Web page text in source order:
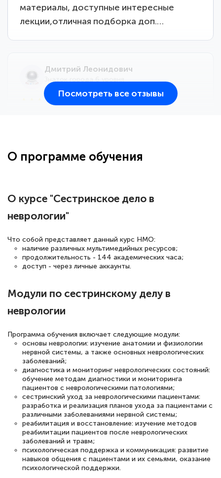
материалы, доступные интересные
лекции,отличная подборка доп.…
Дмитрий Леонидович
большое количество методических
Знаток города 5 уровня
18 марта 2026
повышения квалификации "Эксперт ЕГЭ по
русскому языку и литературе". Много
подготовиться к тестированию. Это
книги, методические рекомендации,
статьи. Времени на подготовку
достаточно. Курс помогает пройти
аттестацию в школе. Спасибо!
Евгения Коротких
Знаток города 2 уровня
12 марта 2026
Посмотреть все отзывы
О программе обучения
О курсе "Сестринское дело в
неврологии"
Что собой представляет данный курс НМО:
наличие различных мультимедийных ресурсов;
продолжительность - 144 академических часа;
доступ - через личные аккаунты.
Модули по сестринскому делу в
неврологии
Программа обучения включает следующие модули:
основы неврологии: изучение анатомии и физиологии
нервной системы, а также основных неврологических
заболеваний;
диагностика и мониторинг неврологических состояний:
обучение методам диагностики и мониторинга
пациентов с неврологическими патологиями;
сестринский уход за неврологическими пациентами:
разработка и реализация планов ухода за пациентами с
различными заболеваниями нервной системы;
реабилитация и восстановление: изучение методов
реабилитации пациентов после неврологических
заболеваний и травм;
психологическая поддержка и коммуникация: развитие
навыков общения с пациентами и их семьями, оказание
психологической поддержки.